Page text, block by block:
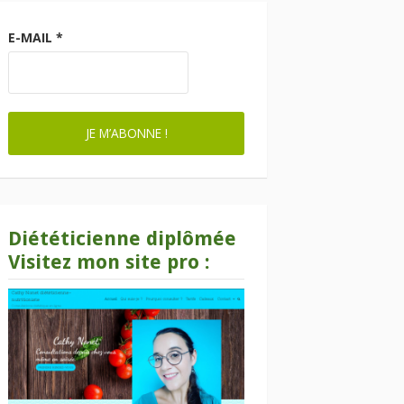
E-MAIL *
Diététicienne diplômée
Visitez mon site pro :